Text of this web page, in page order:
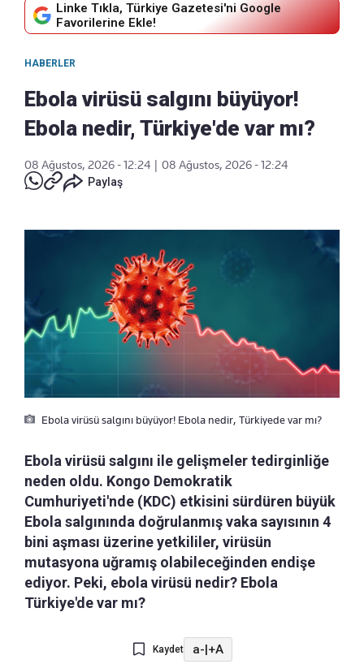
Linke Tıkla, Türkiye Gazetesi'ni Google
Favorilerine Ekle!
HABERLER
Ebola virüsü salgını büyüyor!
Ebola nedir, Türkiye'de var mı?
08 Ağustos, 2026 - 12:24
08 Ağustos, 2026 - 12:24
Paylaş
Ebola virüsü salgını büyüyor! Ebola nedir, Türkiyede var mı?
Ebola virüsü salgını ile gelişmeler tedirginliğe
neden oldu. Kongo Demokratik
Cumhuriyeti'nde (KDC) etkisini sürdüren büyük
Ebola salgınında doğrulanmış vaka sayısının 4
bini aşması üzerine yetkililer, virüsün
mutasyona uğramış olabileceğinden endişe
ediyor. Peki, ebola virüsü nedir? Ebola
Türkiye'de var mı?
Kaydet a-|+A